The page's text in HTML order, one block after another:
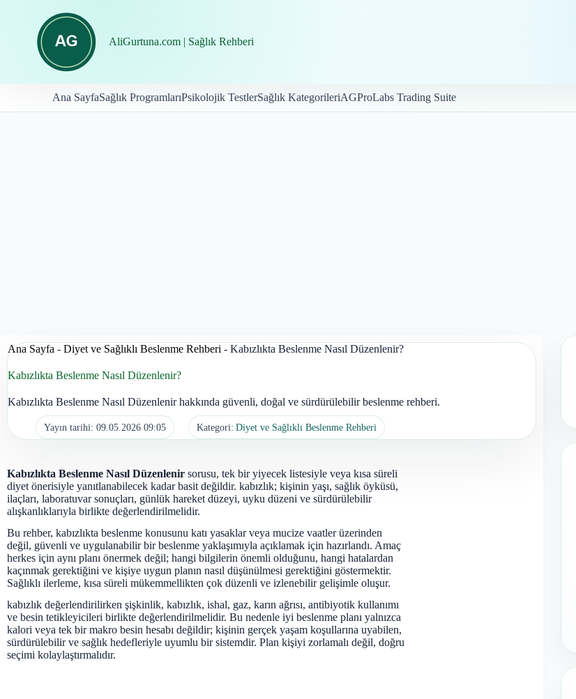
AliGurtuna.com | Sağlık Rehberi
Ana SayfaSağlık ProgramlarıPsikolojik TestlerSağlık KategorileriAGProLabs Trading Suite
Ana Sayfa - Diyet ve Sağlıklı Beslenme Rehberi - Kabızlıkta Beslenme Nasıl Düzenlenir?
Kabızlıkta Beslenme Nasıl Düzenlenir?
Kabızlıkta Beslenme Nasıl Düzenlenir hakkında güvenli, doğal ve sürdürülebilir beslenme rehberi.
Yayın tarihi: 09.05.2026 09:05 Kategori: Diyet ve Sağlıklı Beslenme Rehberi
Kabızlıkta Beslenme Nasıl Düzenlenir sorusu, tek bir yiyecek listesiyle veya kısa süreli
diyet önerisiyle yanıtlanabilecek kadar basit değildir. kabızlık; kişinin yaşı, sağlık öyküsü,
ilaçları, laboratuvar sonuçları, günlük hareket düzeyi, uyku düzeni ve sürdürülebilir
alışkanlıklarıyla birlikte değerlendirilmelidir.
Bu rehber, kabızlıkta beslenme konusunu katı yasaklar veya mucize vaatler üzerinden
değil, güvenli ve uygulanabilir bir beslenme yaklaşımıyla açıklamak için hazırlandı. Amaç
herkes için aynı planı önermek değil; hangi bilgilerin önemli olduğunu, hangi hatalardan
kaçınmak gerektiğini ve kişiye uygun planın nasıl düşünülmesi gerektiğini göstermektir.
Sağlıklı ilerleme, kısa süreli mükemmellikten çok düzenli ve izlenebilir gelişimle oluşur.
kabızlık değerlendirilirken şişkinlik, kabızlık, ishal, gaz, karın ağrısı, antibiyotik kullanımı
ve besin tetikleyicileri birlikte değerlendirilmelidir. Bu nedenle iyi beslenme planı yalnızca
kalori veya tek bir makro besin hesabı değildir; kişinin gerçek yaşam koşullarına uyabilen,
sürdürülebilir ve sağlık hedefleriyle uyumlu bir sistemdir. Plan kişiyi zorlamalı değil, doğru
seçimi kolaylaştırmalıdır.